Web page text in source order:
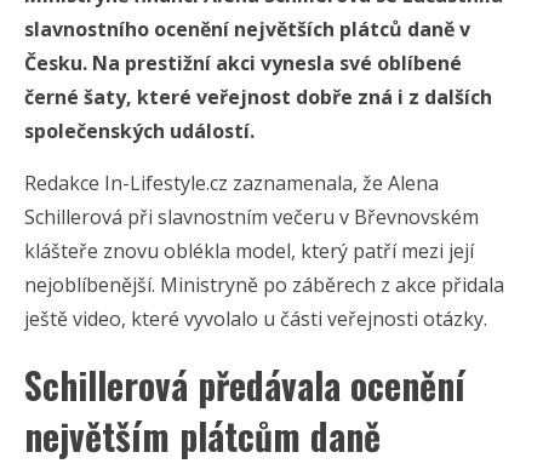
slavnostního ocenění největších plátců daně v
Česku. Na prestižní akci vynesla své oblíbené
černé šaty, které veřejnost dobře zná i z dalších
společenských událostí.
Redakce In-Lifestyle.cz zaznamenala, že Alena
Schillerová při slavnostním večeru v Břevnovském
klášteře znovu oblékla model, který patří mezi její
nejoblíbenější. Ministryně po záběrech z akce přidala
ještě video, které vyvolalo u části veřejnosti otázky.
Schillerová předávala ocenění
největším plátcům daně